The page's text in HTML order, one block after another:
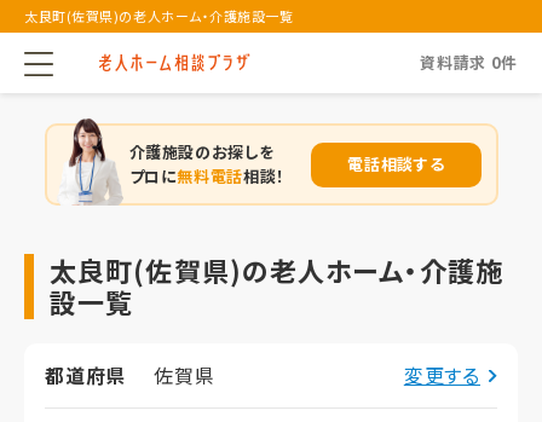
太良町(佐賀県)の老人ホーム・介護施設一覧
資料請求 0件
介護施設のお探しを
プロに無料電話相談！
電話相談する
太良町(佐賀県)の老人ホーム・介護施
設一覧
都道府県 佐賀県 変更する